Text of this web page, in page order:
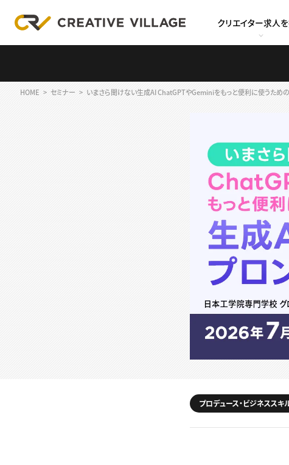
クリエイター求人
HOME セミナー いまさら聞けない生成AI ChatGPTやGeminiをもっと便利に使うため
プロデュース・ビジネススキ